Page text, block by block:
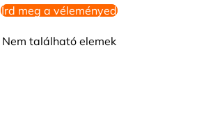
Írd meg a véleményed
Nem található elemek